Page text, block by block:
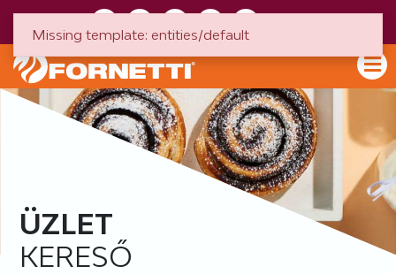
ÜZLET
KERESŐ
Missing template: entities/default